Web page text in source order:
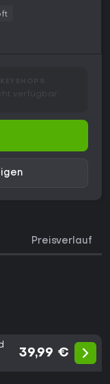
verfügbar
Preisverlauf
39,99 €